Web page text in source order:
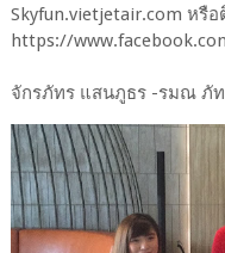
Skyfun.vietjetair.com หรื
https://
จักรภัทร แสนภูธร -รมณ ภั